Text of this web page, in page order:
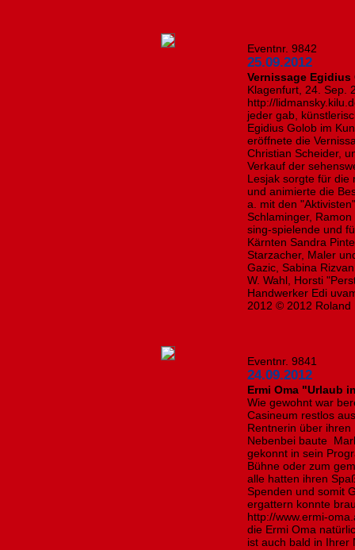
Eventnr. 9842
25.09.2012
Vernissage
Klagenfurt, 24. Sep.
http://
jeder gab,
Egidius Golob im
eröffnete die
Christian Scheider,
Verkauf der
Lesjak sorgte für die
und animierte die
a. mit den
Schlaminger,
sing-spielende und
Kärnten Sandra
Starzacher, Maler
Gazic, Sabina
W. Wahl, Horsti
Handwerker Edi
2012 © 2012 Roland
Eventnr. 9841
24.09.2012
Ermi Oma "Urlaub
Wie gewohnt war
Casineum restlos
Rentnerin über
Nebenbei baute
gekonnt in sein
Bühne oder zum
alle hatten ihren
Spenden und somit
ergattern konnte
http://www.ermi-
die Ermi Oma
ist auch bald in Ihrer